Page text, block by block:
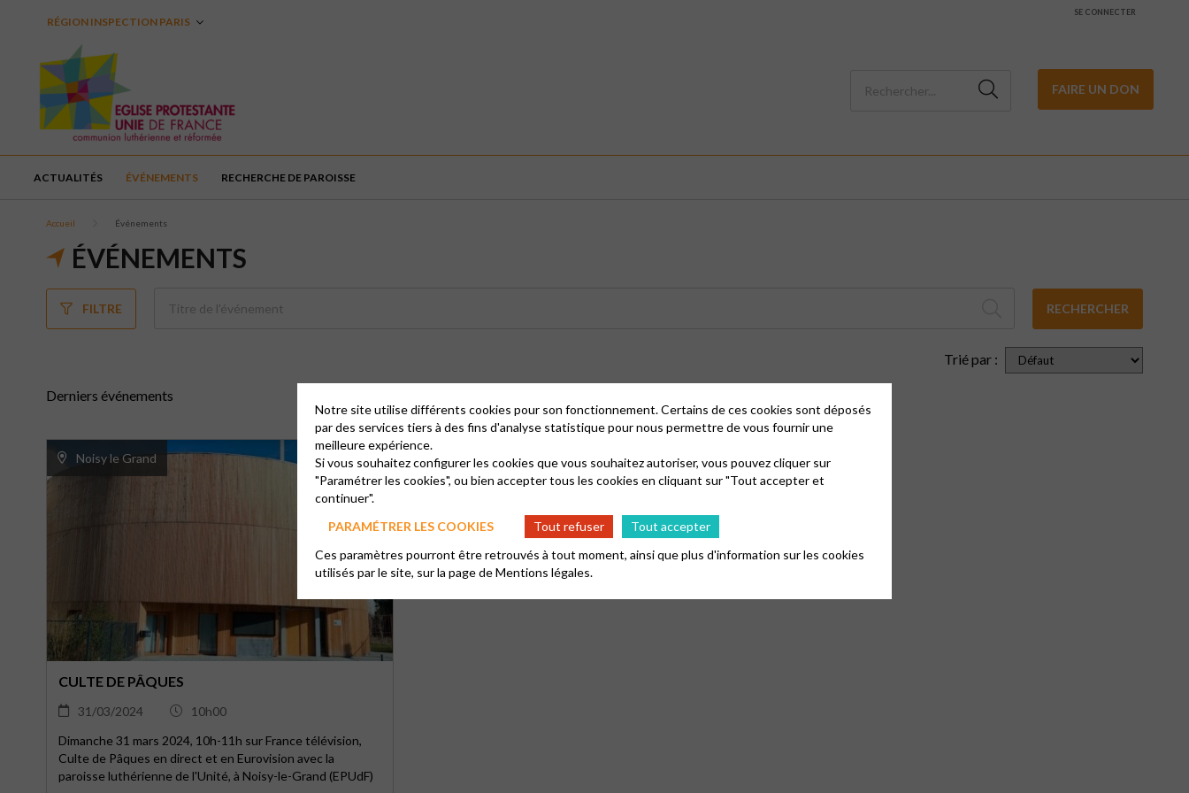
RÉGION INSPECTION PARIS
SE CONNECTER
FAIRE UN DON
ACTUALITÉS ÉVÉNEMENTS RECHERCHE DE PAROISSE
Accueil Événements
ÉVÉNEMENTS
FILTRE RECHERCHER
Trié par :
Derniers événements
Noisy le Grand
CULTE DE PÂQUES
31/03/2024
10h00
Dimanche 31 mars 2024, 10h-11h sur France télévision,
Culte de Pâques en direct et en Eurovision avec la
paroisse luthérienne de l'Unité, à Noisy-le-Grand (EPUdF)
Notre site utilise différents cookies pour son fonctionnement. Certains de ces cookies sont déposés
par des services tiers à des fins d'analyse statistique pour nous permettre de vous fournir une
meilleure expérience.
Si vous souhaitez configurer les cookies que vous souhaitez autoriser, vous pouvez cliquer sur
"Paramétrer les cookies", ou bien accepter tous les cookies en cliquant sur "Tout accepter et
continuer".
PARAMÉTRER LES COOKIES
Tout refuser
Tout accepter
Ces paramètres pourront être retrouvés à tout moment, ainsi que plus d'information sur les cookies
utilisés par le site, sur la page deMentions légales.